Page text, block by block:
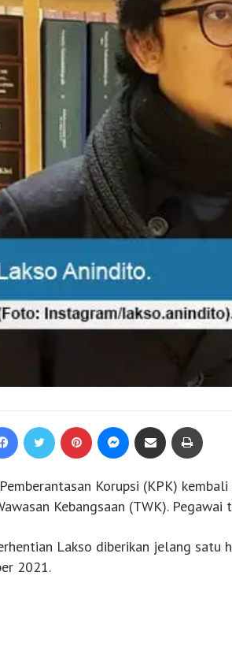
Korupsi (KPK)
Kebangsaan (TWK).
Lakso diberikan jelang satu
2021.